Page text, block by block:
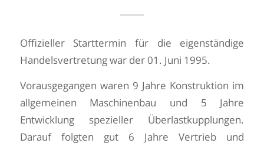
Offizieller Starttermin für die eigenständige
Handelsvertretung war der 01. Juni 1995.
Vorausgegangen waren 9 Jahre Konstruktion im
allgemeinen Maschinenbau und 5 Jahre
Entwicklung spezieller Überlastkupplungen.
Darauf folgten gut 6 Jahre Vertrieb und